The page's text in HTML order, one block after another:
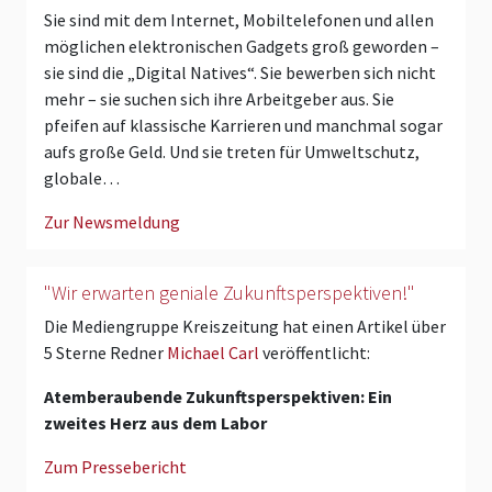
Sie sind mit dem Internet, Mobiltelefonen und allen
möglichen elektronischen Gadgets groß geworden –
sie sind die „Digital Natives“. Sie bewerben sich nicht
mehr – sie suchen sich ihre Arbeitgeber aus. Sie
pfeifen auf klassische Karrieren und manchmal sogar
aufs große Geld. Und sie treten für Umweltschutz,
globale…
Zur Newsmeldung
"Wir erwarten geniale Zukunftsperspektiven!"
Die Mediengruppe Kreiszeitung hat einen Artikel über
5 Sterne Redner Michael Carl veröffentlicht:
Atemberaubende Zukunftsperspektiven: Ein
zweites Herz aus dem Labor
Zum Pressebericht